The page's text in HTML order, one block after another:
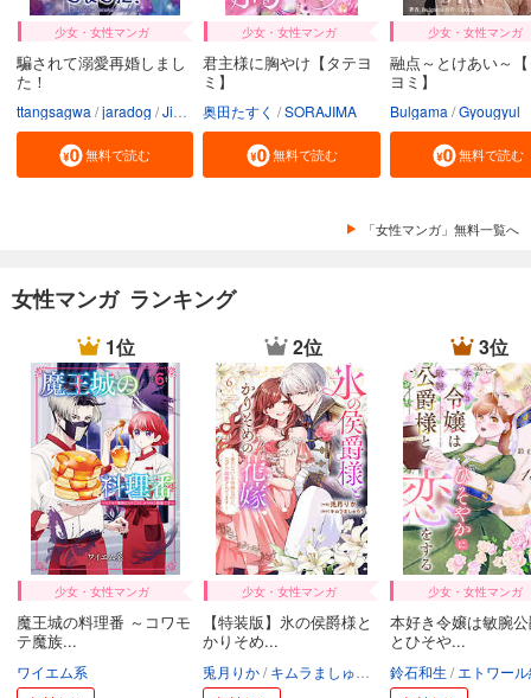
少女・女性マンガ
騙されて溺愛再婚しまし
た！
ttangsagwa jaradog Jimmy sin
無料で読む
少女・女性マンガ
君主様に胸やけ【タテヨ
ミ】
奥田たすく SORAJIMA
無料で読む
少女・女性マンガ
融点～とけあい～
ヨミ】
Bulgama Gyougyul
無料で読む
「女性マンガ」無料一覧へ
女性マンガ ランキング
1位
少女・女性マンガ
魔王城の料理番 ～コワモ
テ魔族...
ワイエム系
2位
少女・女性マンガ
【特装版】氷の侯爵様と
かりそめ...
兎月りか キムラましゅろう エトワール編集部
3位
少女・女性マンガ
本好き令嬢は敏腕
とひそや...
鈴石和生 エトワール編